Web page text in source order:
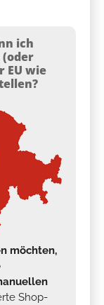
ich
(oder
EU wie
möchten,
Shop-